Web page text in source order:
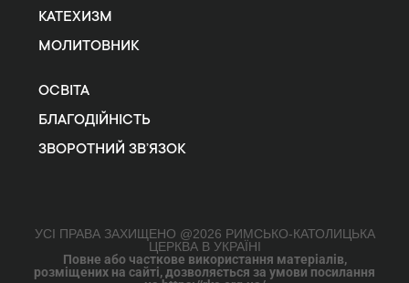
КАТЕХИЗМ
МОЛИТОВНИК
ОСВІТА
БЛАГОДІЙНІСТЬ
ЗВОРОТНИЙ ЗВ’ЯЗОК
УСІ ПРАВА ЗАХИЩЕНО @2026 РИМСЬКО-КАТОЛИЦЬКА
ЦЕРКВА В УКРАЇНІ
Повне або часткове використання матеріалів,
розміщених на сайті, дозволяється за умови посилання